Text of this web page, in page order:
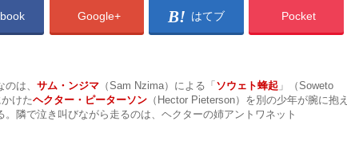
Google+ はてブ Pocket
は、 サム・ンジマ （Sam Nzima）による「 ソウェト蜂起 」（Soweto
けたヘクター・ピーターソン （Hector Pieterson）を別の少年が腕に抱え
隣で泣き叫びながら走るのは、ヘクターの姉アントワネット